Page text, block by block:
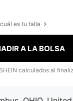
es tu talla
A LA BOLSA
calculados al